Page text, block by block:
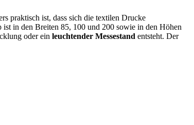
praktisch ist, dass sich die textilen Drucke
in den Breiten 85, 100 und 200 sowie in den Höhen
oder ein leuchtender Messestand entsteht. Der